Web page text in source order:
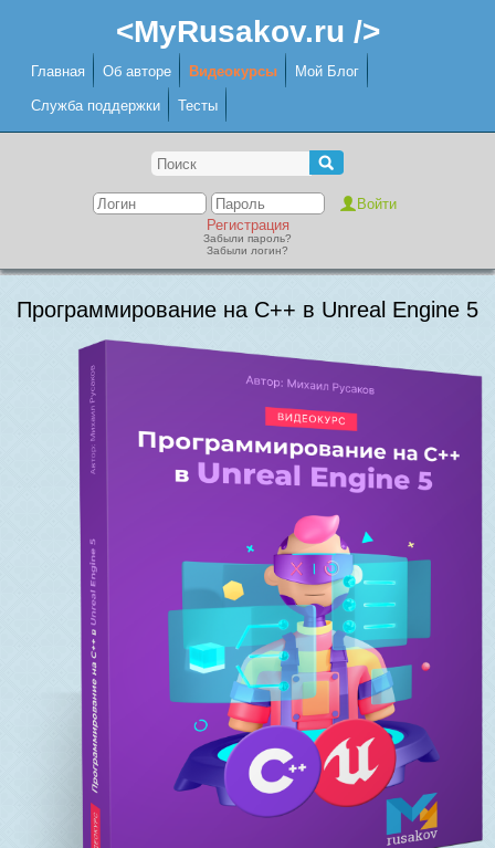
<MyRusakov.ru />
Главная Об авторе Видеокурсы Мой Блог
Служба поддержки Тесты
Регистрация
Забыли пароль?
Забыли логин?
Программирование на C++ в Unreal Engine 5